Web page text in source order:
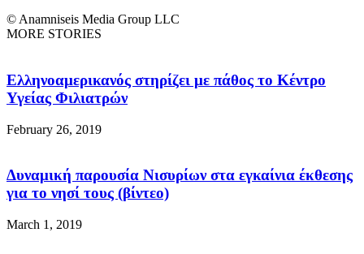
© Anamniseis Media Group LLC
MORE STORIES
Ελληνοαμερικανός στηρίζει με πάθος το Κέντρο
Υγείας Φιλιατρών
February 26, 2019
Δυναμική παρουσία Νισυρίων στα εγκαίνια έκθεσης
για το νησί τους (βίντεο)
March 1, 2019